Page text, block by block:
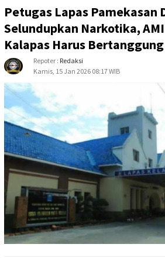
Petugas Lapas Pamekasan
Selundupkan Narkotika,
Kalapas Harus
Repoter : Redaksi
Kamis, 15 Jan 2026 08:17 WIB